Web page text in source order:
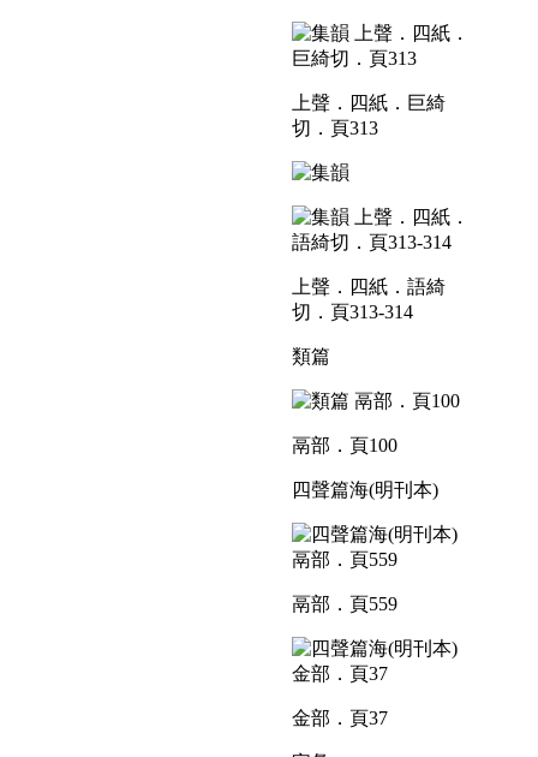
上聲．四紙．巨綺
切．頁313
上聲．四紙．語綺
切．頁313-314
類篇
鬲部．頁100
四聲篇海(明刊本)
鬲部．頁559
金部．頁37